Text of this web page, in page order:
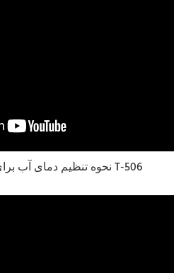
نحوه تنظیم دمای آب برای حالت هوشمند چیلر T-506